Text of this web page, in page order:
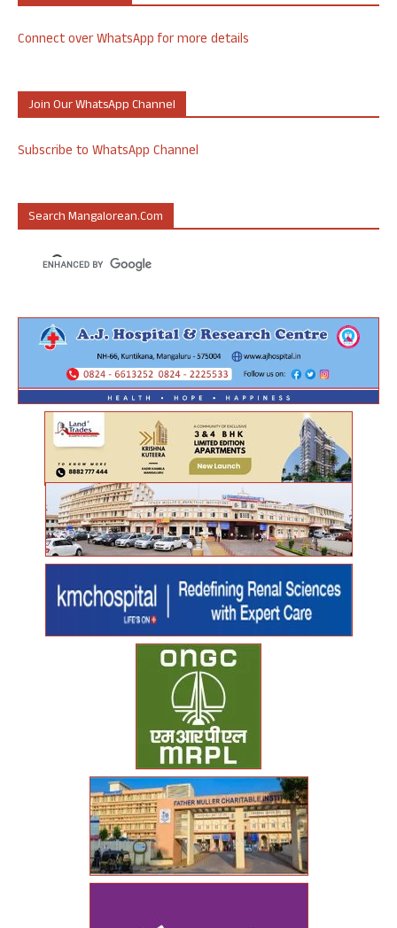
Connect over WhatsApp for more details
Join Our WhatsApp Channel
Subscribe to WhatsApp Channel
Search Mangalorean.com